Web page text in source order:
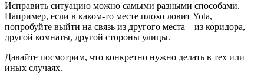
Исправить ситуацию можно самыми разными способами.
Например, если в каком-то месте плохо ловит Yota,
попробуйте выйти на связь из другого места – из коридора,
другой комнаты, другой стороны улицы.
Давайте посмотрим, что конкретно нужно делать в тех или
иных случаях.